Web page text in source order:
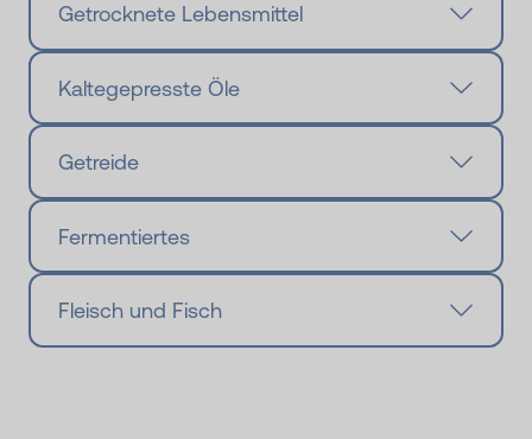
Getrocknete Lebensmittel
Kaltegepresste Öle
Getreide
Fermentiertes
Fleisch und Fisch